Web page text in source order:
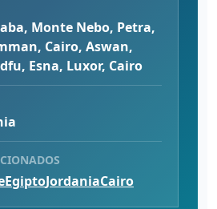
Monte Nebo, Petra,
Cairo, Aswan,
Esna, Luxor, Cairo
EgiptoJordaniaCairo